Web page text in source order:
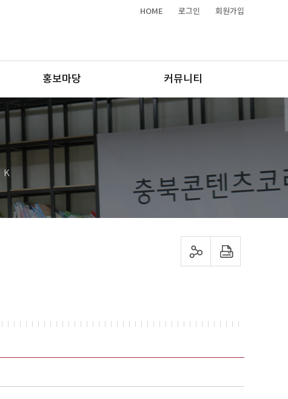
HOME 로그인 회원가입
홍보마당 커뮤니티
sns 공유하기 프린트하기